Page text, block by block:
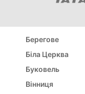
Берегове
Біла Церква
Буковель
Вінниця